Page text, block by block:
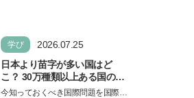
学び
2026.07.25
日本より苗字が多い国はど
こ？ 30万種類以上ある国の理
由とは【親子で語る国際問
今知っておくべき国際問題を国際政